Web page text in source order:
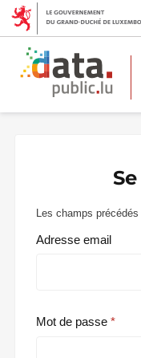
Les champs
Adresse email
Mot de passe